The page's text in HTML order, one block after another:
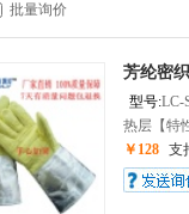
批量询价
芳纶密
型号:LC-
热层【特
￥128 支